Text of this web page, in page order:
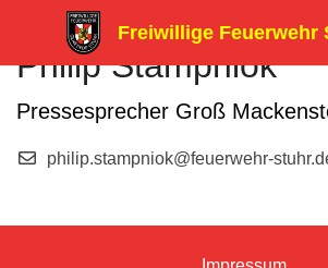
Freiwillige Feuerwehr
Philip Stampniok
Pressesprecher Groß
philip.stampniok@feuerwehr-